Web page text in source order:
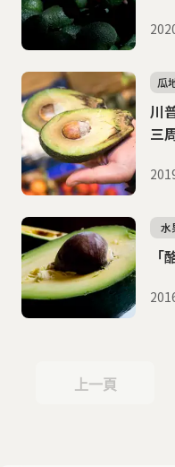
川
三
瓜
水
上一頁
上一頁